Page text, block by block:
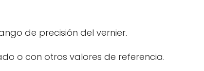
de precisión del vernier.
o con otros valores de referencia.